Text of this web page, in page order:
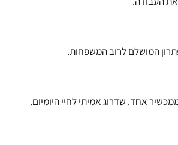
לרוב המשפחות.
שדרוג אמיתי לחיי היומיום.